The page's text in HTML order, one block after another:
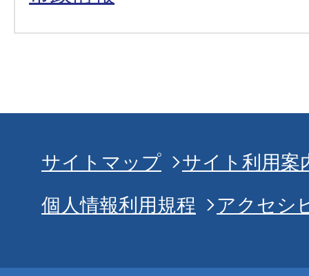
サイトマップ
サイト利用案
個人情報利用規程
アクセシ